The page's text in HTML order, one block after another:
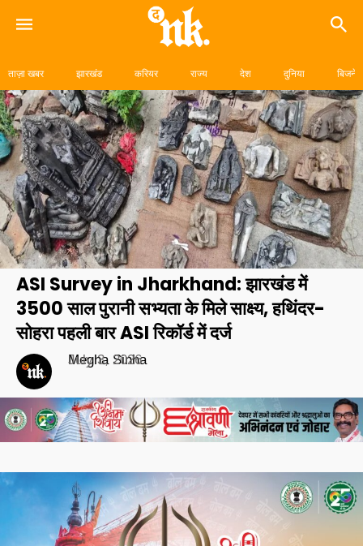
ताज़ा खबर झारखंड करियर राज्य देश दुनिया बिजनेस
ASI Survey in Jharkhand: झारखंड में
3500 साल पुरानी सभ्यता के मिले साक्ष्य, हथिंदर-
सोहरा पहली बार ASI रिकॉर्ड में दर्ज
Megha Sinha
July 3, 2026